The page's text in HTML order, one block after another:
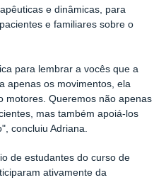
e dinâmicas, para
e familiares sobre o
para lembrar a vocês que a
apenas os movimentos, ela
motores. Queremos não apenas
mas também apoiá-los
concluiu Adriana.
de estudantes do curso de
ativamente da